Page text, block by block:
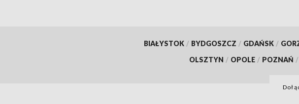
BIAŁYSTOK / BYDGOSZCZ / GDAŃSK /
OLSZTYN / OPOLE / POZNAŃ /